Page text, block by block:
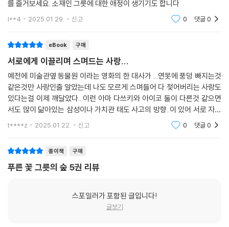
를 즐거보세요. 소재인 그릇에 대한 애정이 생기기도 합니다
l**4 2025.01.29. 신고 0 댓글0
eBook 구매
서로에게 이끌리며 스며드는 사랑...
예전에 미술관옆 동물원 이라는 영화의 한 대사가 ...연못에 풍덩 빠지는것
같은것만 사랑인줄 알았는데 나도 모르게 스며들어 다 젖어버리는 사랑도
있다는걸 이제 깨달았다...이런 아마 다쓰키와 아이코 둘이 다른것 같으면
서도 많이 닮아있는 삼성이나 가치관 태도 사고의 방향..이 있어 서로 자석
처럼 끌리는 것을 일하거나 어딜 가거나 하며 자연스레 두근거리고 마음이
t****z 2025.01.22. 신고 0 댓글0
종이책 구매
푸른 꽃 그릇의 숲 5권 리뷰
스포일러가 포함된 글입니다!
글보기